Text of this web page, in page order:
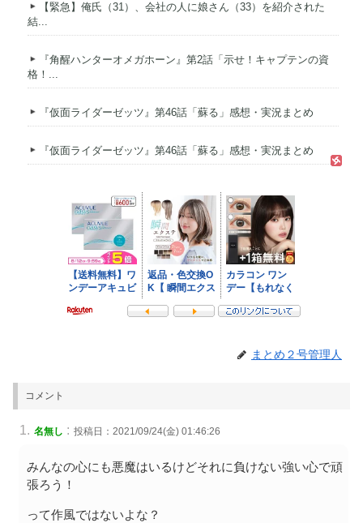
【緊急】俺氏（31）、会社の人に娘さん（33）を紹介された
結...
『角醒ハンターオメガホーン』第2話「示せ！キャプテンの資
格！...
『仮面ライダーゼッツ』第46話「蘇る」感想・実況まとめ
『仮面ライダーゼッツ』第46話「蘇る」感想・実況まとめ
まとめ２号管理人
コメント
名無し : 投稿日：2021/09/24(金) 01:46:26
みんなの心にも悪魔はいるけどそれに負けない強い心で頑
張ろう！
って作風ではないよな？